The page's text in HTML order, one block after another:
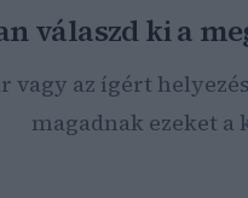
válaszd ki a
vagy az ígért
magadnak ezeket a